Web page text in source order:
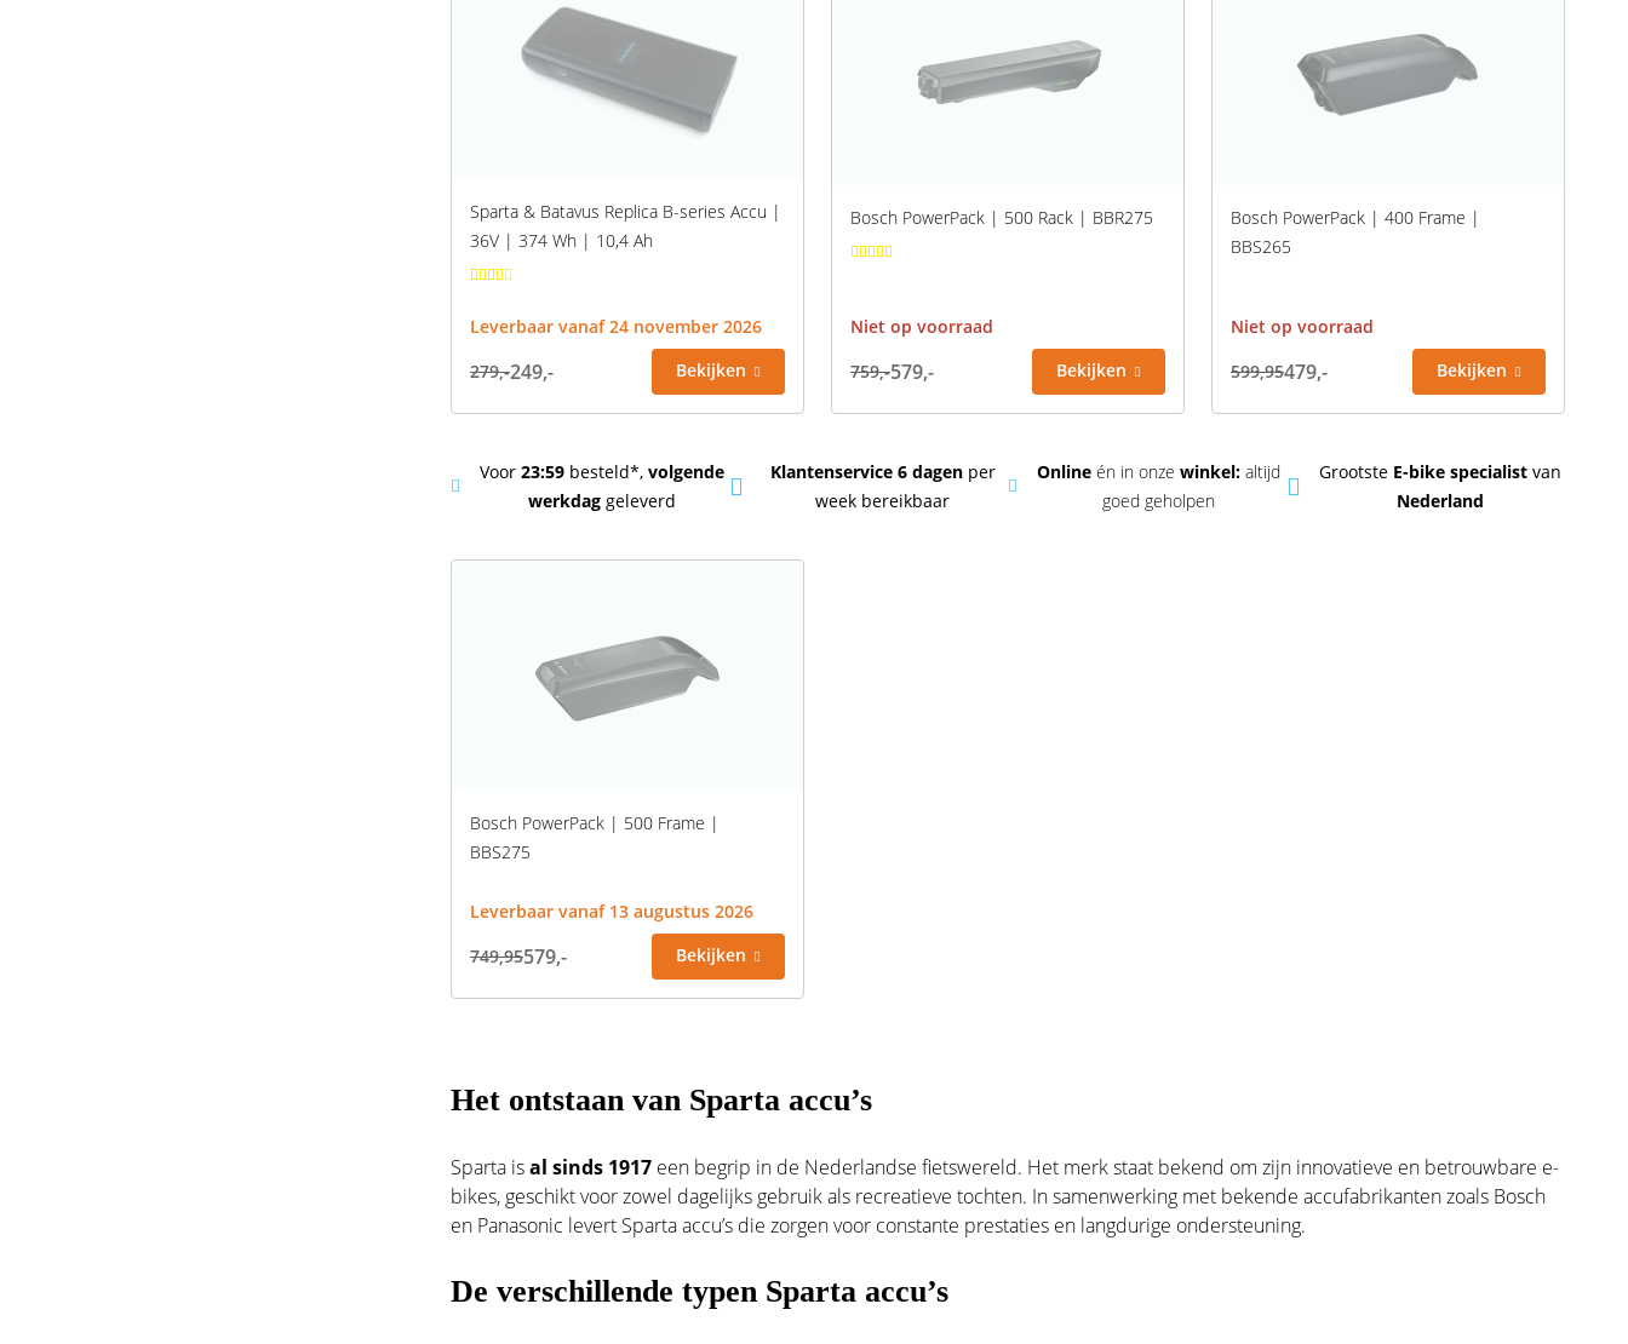
Sparta & Batavus Replica B-series Accu |
36V | 374 Wh | 10,4 Ah
Leverbaar vanaf 24 november 2026
279,-249,- Bekijken
Bosch PowerPack | 500 Rack | BBR275
Niet op voorraad
759,-579,- Bekijken
Bosch PowerPack | 400 Frame |
BBS265
Niet op voorraad
599,95479,- Bekijken
Voor 23:59besteld*, volgende
werkdaggeleverd
Klantenservice 6 dagenper
week bereikbaar
Onlineén in onze winkel:altijd
goed geholpen
Grootste E-bike specialistvan
Nederland
Bosch PowerPack | 500 Frame |
BBS275
Leverbaar vanaf 13 augustus 2026
749,95579,- Bekijken
Het ontstaan van Sparta accu’s
Sparta isal sinds 1917een begrip in de Nederlandse fietswereld. Het merk staat bekend om zijn innovatieve en betrouwbare e-
bikes, geschikt voor zowel dagelijks gebruik als recreatieve tochten. In samenwerking met bekende accufabrikanten zoals Bosch
en Panasonic levert Sparta accu’s die zorgen voor constante prestaties en langdurige ondersteuning.
De verschillende typen Sparta accu’s